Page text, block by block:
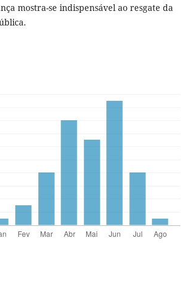
mostra-se indispensável ao resgate da